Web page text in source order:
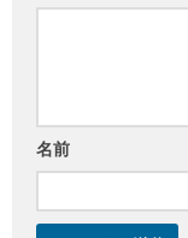
名前